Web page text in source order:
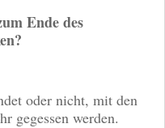
Ende des
oder nicht, mit den
gegessen werden.